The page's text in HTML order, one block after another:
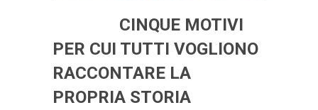
CINQUE MOTIVI
PER CUI TUTTI VOGLIONO
RACCONTARE LA
PROPRIA STORIA